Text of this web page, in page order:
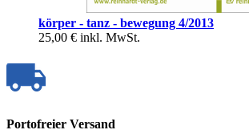
körper - tanz - bewegung 4/2013
25,00 € inkl. MwSt.
Portofreier Versand